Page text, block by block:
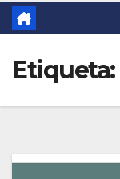
Etiqueta: